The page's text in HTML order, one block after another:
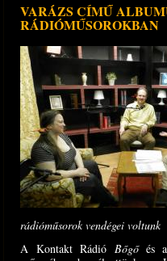
VARÁZS CÍMŰ
RÁDIÓMŰSOROKBAN
rádióműsorok vendégei voltunk
A Kontakt Rádió Bőgőés a